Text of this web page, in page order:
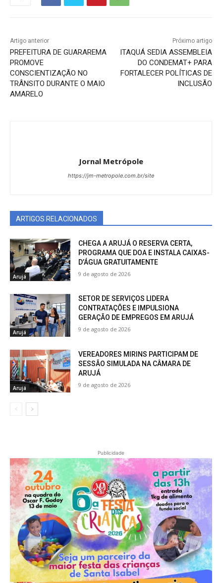
Artigo anterior
PREFEITURA DE GUARAREMA
PROMOVE
CONSCIENTIZAÇÃO NO
TRÂNSITO DURANTE O MAIO
AMARELO
Próximo artigo
ITAQUÁ SEDIA ASSEMBLEIA
DO CONDEMAT+ PARA
FORTALECER POLÍTICAS DE
INCLUSÃO
Jornal Metrópole
https://jm-metropole.com.br/site
ARTIGOS RELACIONADOS
Arujá
CHEGA A ARUJÁ O RESERVA CERTA,
PROGRAMA QUE DOA E INSTALA CAIXAS-
D’ÁGUA GRATUITAMENTE
9 de agosto de 2026
Arujá
SETOR DE SERVIÇOS LIDERA
CONTRATAÇÕES E IMPULSIONA
GERAÇÃO DE EMPREGOS EM ARUJÁ
9 de agosto de 2026
Arujá
VEREADORES MIRINS PARTICIPAM DE
SESSÃO SIMULADA NA CÂMARA DE
ARUJÁ
9 de agosto de 2026
Publicidade